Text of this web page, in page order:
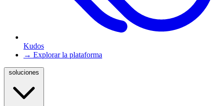
Kudos
→ Explorar la plataforma